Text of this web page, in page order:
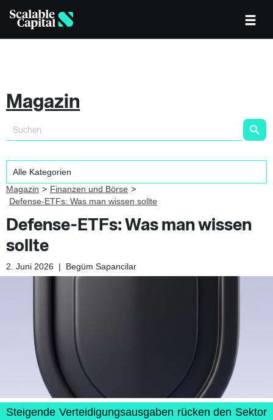
Magazin
Magazin
Finanzen und Börse
Defense-ETFs: Was man wissen sollte
Defense-ETFs: Was man wissen
sollte
2. Juni 2026 | Begüm Sapancilar
Steigende Verteidigungsausgaben rücken den Sektor